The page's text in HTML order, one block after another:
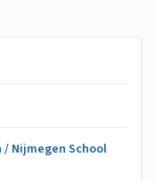
Nijmegen School